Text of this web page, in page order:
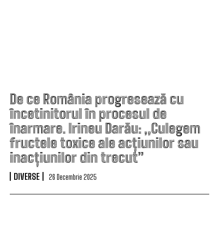
De ce România progresează cu
încetinitorul în procesul de
înarmare. Irineu Darău: „Culegem
fructele toxice ale acțiunilor sau
inacțiunilor din trecut”
DIVERSE 26 Decembrie 2025